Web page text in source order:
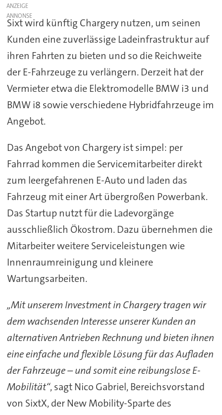
ANZEIGE
Sixt wird künftig Chargery nutzen, um seinen
Kunden eine zuverlässige Ladeinfrastruktur auf
ihren Fahrten zu bieten und so die Reichweite
der E-Fahrzeuge zu verlängern. Derzeit hat der
Vermieter etwa die Elektromodelle BMW i3 und
BMW i8 sowie verschiedene Hybridfahrzeuge im
Angebot.
Das Angebot von Chargery ist simpel: per
Fahrrad kommen die Servicemitarbeiter direkt
zum leergefahrenen E-Auto und laden das
Fahrzeug mit einer Art übergroßen Powerbank.
Das Startup nutzt für die Ladevorgänge
ausschließlich Ökostrom. Dazu übernehmen die
Mitarbeiter weitere Serviceleistungen wie
Innenraumreinigung und kleinere
Wartungsarbeiten.
„Mit unserem Investment in Chargery tragen wir
dem wachsenden Interesse unserer Kunden an
alternativen Antrieben Rechnung und bieten ihnen
eine einfache und flexible Lösung für das Aufladen
der Fahrzeuge – und somit eine reibungslose E-
Mobilität“, sagt Nico Gabriel, Bereichsvorstand
von SixtX, der New Mobility-Sparte des